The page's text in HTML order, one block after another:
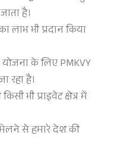
है।
लाभ भी प्रदान किया
के लिए PMKVY
रहा है।
भी प्राइवेट क्षेत्र में
से हमारे देश की